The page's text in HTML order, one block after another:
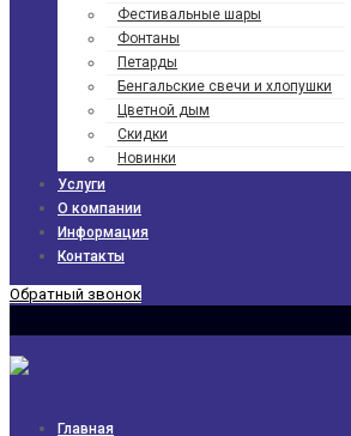
Фести­валь­ные шары
Фонтаны
Петарды
Бенгаль­ские свечи и хлопушки
Цветной дым
Скидки
Новинки
Услуги
О компании
Информация
Контакты
Обратный звонок
Главная